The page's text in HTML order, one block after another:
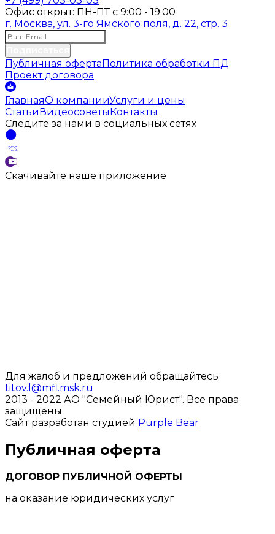
Офис открыт: ПН-ПТ с 9:00 - 19:00
г. Москва, ул. 3-го Ямского поля, д. 22, стр. 3
Публичная офертаПолитика обработки ПД
Проект договора
ГлавнаяО компанииУслуги и цены
СтатьиВидеосоветыКонтакты
Следите за нами в социальных сетях
Скачивайте наше приложение
Для жалоб и предложений обращайтесь
titov.l@mfl.msk.ru
2013 - 2022 АО "Семейный Юрист". Все права
защищены
Сайт разработан студией Purple Bear
Публичная оферта
ДОГОВОР ПУБЛИЧНОЙ ОФЕРТЫ
на оказание юридических услуг